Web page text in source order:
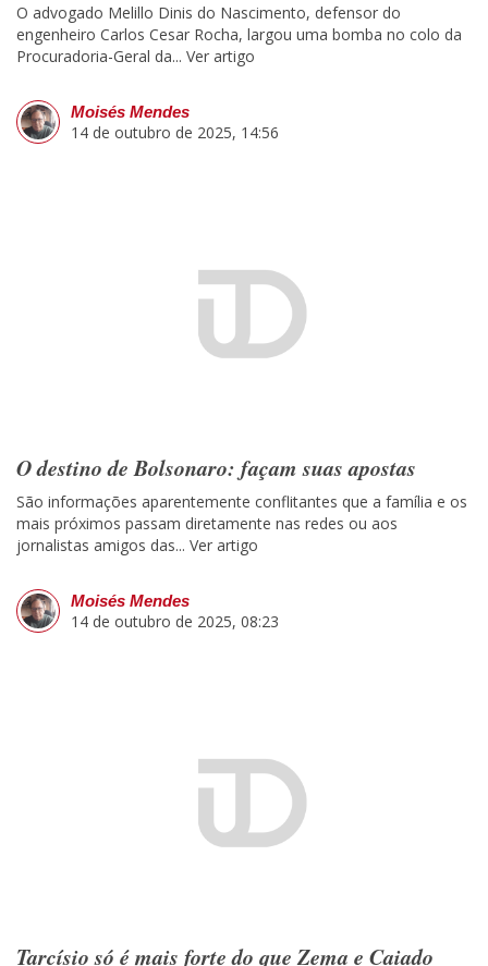
O advogado Melillo Dinis do Nascimento, defensor do
engenheiro Carlos Cesar Rocha, largou uma bomba no colo da
Procuradoria-Geral da... Ver artigo
Moisés Mendes
14 de outubro de 2025, 14:56
O destino de Bolsonaro: façam suas apostas
São informações aparentemente conflitantes que a família e os
mais próximos passam diretamente nas redes ou aos
jornalistas amigos das... Ver artigo
Moisés Mendes
14 de outubro de 2025, 08:23
Tarcísio só é mais forte do que Zema e Caiado